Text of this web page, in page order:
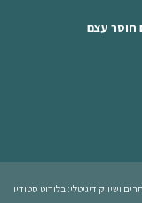
חוסר עצם
ושיווק דיגיטלי: בלודוט סטודיו